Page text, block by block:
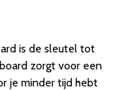
is de sleutel tot
zorgt voor een
je minder tijd hebt